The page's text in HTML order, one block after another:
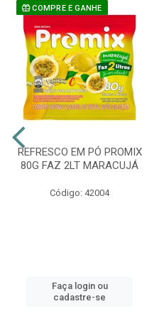
COMPRE E GANHE
REFRESCO EM PÓ PROMIX
80G FAZ 2LT MARACUJÁ
Código: 42004
Faça login ou
cadastre-se